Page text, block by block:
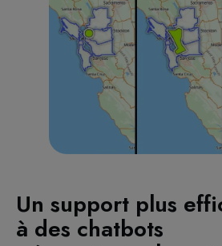
Un support plus
à des chatbots